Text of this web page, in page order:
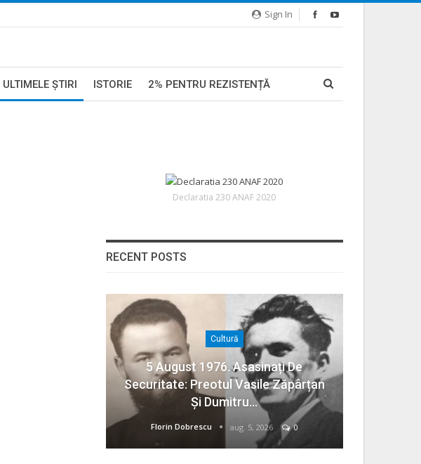
Sign In
ULTIMELE ŞTIRI ISTORIE 2% PENTRU REZISTENȚĂ
Declaratia 230 ANAF 2020
RECENT POSTS
Cultură
5 August 1976. Asasinați De
Securitate: Preotul Vasile Zăpârțan
Și Dumitru…
Florin Dobrescu aug. 5, 2026 0